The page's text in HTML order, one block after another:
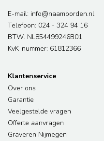
E-mail: info@naamborden.nl
Telefoon: 024 - 324 94 16
BTW: NL854499246B01
KvK-nummer: 61812366
Klantenservice
Over ons
Garantie
Veelgestelde vragen
Offerte aanvragen
Graveren Nijmegen